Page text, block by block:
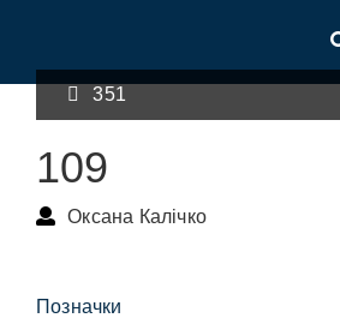
351
109
Оксана Калічко
Позначки